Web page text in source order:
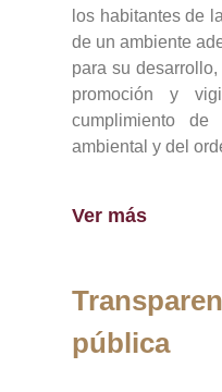
los habitantes de
de un ambiente
para su
promoción y
cumplimiento
ambiental y del
Ver más
pública